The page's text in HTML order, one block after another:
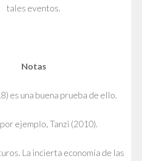
tales eventos.
Notas
es una buena prueba de ello.
ejemplo, Tanzi (2010).
La incierta economía de las